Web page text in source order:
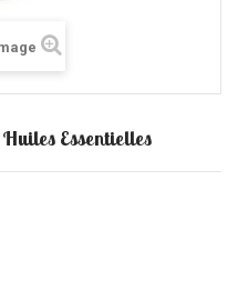
Essentielles